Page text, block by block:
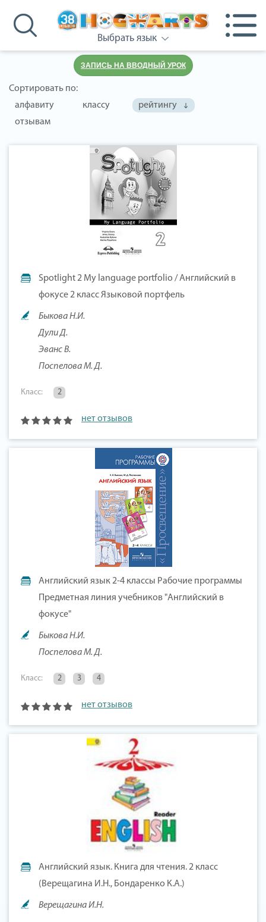
Выбрать язык
ЗАПИСЬ НА ВВОДНЫЙ УРОК
Сортировать по:
алфавиту
классу
рейтингу
отзывам
Spotlight 2 My language portfolio / Английский в
фокусе 2 класс Языковой портфель
Быкова Н.И.
Дули Д.
Эванс В.
Поспелова М. Д.
Класс: 2
нет отзывов
Английский язык 2-4 классы Рабочие программы
Предметная линия учебников "Английский в
фокусе"
Быкова Н.И.
Поспелова М. Д.
Класс: 2 3 4
нет отзывов
Английский язык. Книга для чтения. 2 класс
(Верещагина И.Н., Бондаренко К.А.)
Верещагина И.Н.